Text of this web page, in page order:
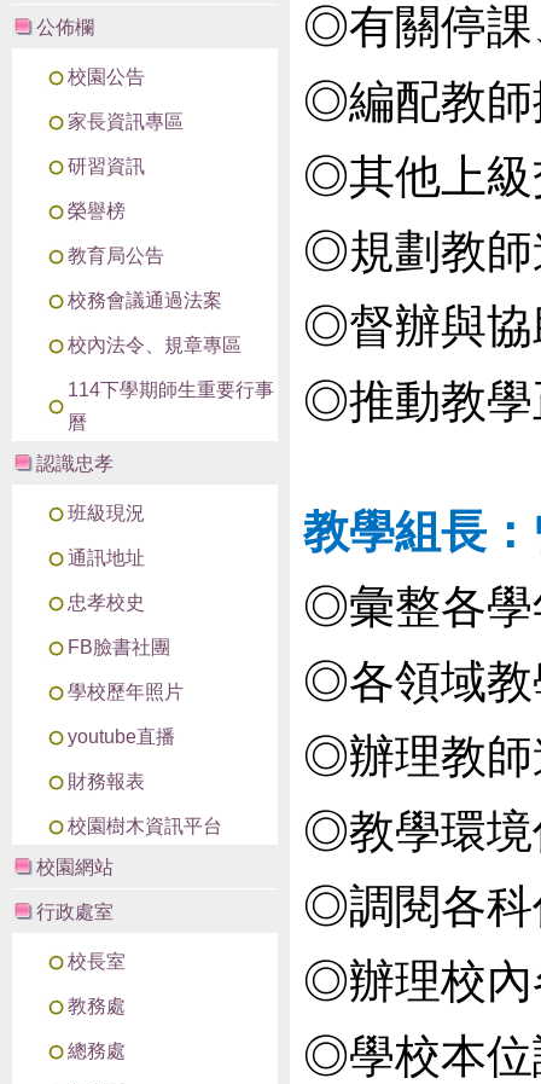
公佈欄
校園公告
家長資訊專區
研習資訊
榮譽榜
教育局公告
校務會議通過法案
校內法令、規章專區
114下學期師生重要行事
曆
認識忠孝
班級現況
通訊地址
忠孝校史
FB臉書社團
學校歷年照片
youtube直播
財務報表
校園樹木資訊平台
校園網站
行政處室
校長室
教務處
總務處
◎有關停課
◎編配教師
◎其他上級
◎規劃教師
◎督辦與協
◎推動教學
教學組長
◎彙整各學
◎各領域教
◎辦理教師
◎教學環境
◎調閱各科
◎辦理校內
◎學校本位